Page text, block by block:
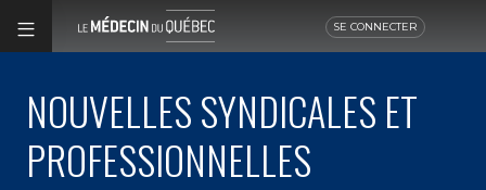
SE CONNECTER
NOUVELLES SYNDICALES ET
PROFESSIONNELLES